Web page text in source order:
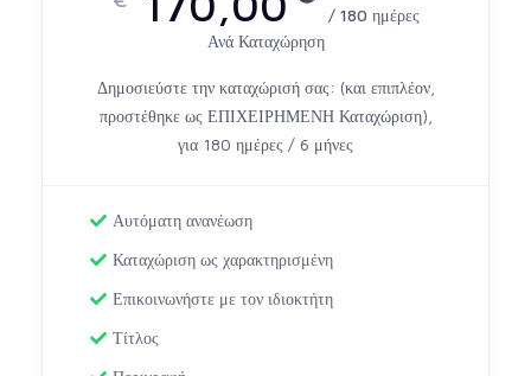
/ 180 ημέρες
Ανά Καταχώρηση
Δημοσιεύστε την καταχώρισή σας: (και επιπλέον,
προστέθηκε ως ΕΠΙΧΕΙΡΗΜΕΝΗ Καταχώριση),
για 180 ημέρες / 6 μήνες
Αυτόματη ανανέωση
Καταχώριση ως χαρακτηρισμένη
Επικοινωνήστε με τον ιδιοκτήτη
Τίτλος